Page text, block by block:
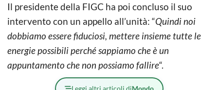
Il presidente della FIGC ha poi concluso il suo
intervento con un appello all’unità: “Quindi noi
dobbiamo essere fiduciosi, mettere insieme tutte le
energie possibili perché sappiamo che è un
appuntamento che non possiamo fallire“.
Leggi altri articoli diMondo